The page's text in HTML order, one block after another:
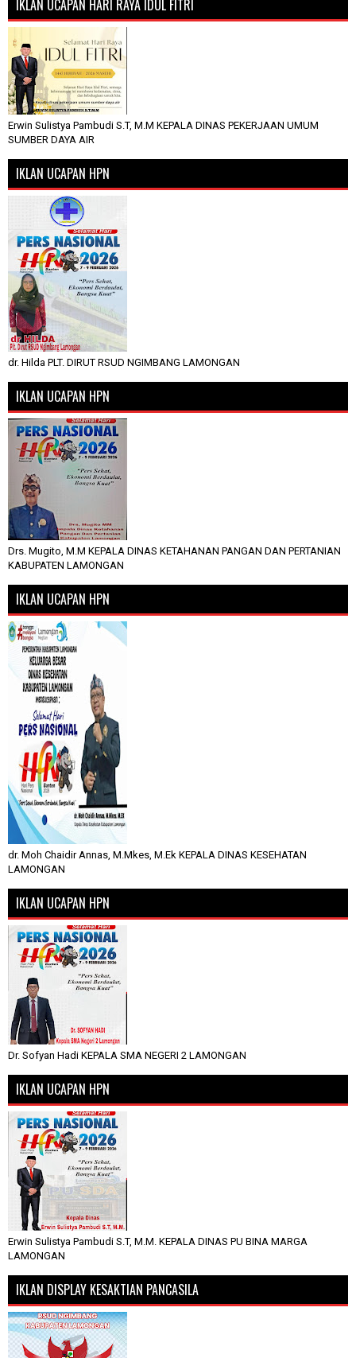
IKLAN UCAPAN HARI RAYA IDUL FITRI
Erwin Sulistya Pambudi S.T, M.M KEPALA DINAS PEKERJAAN UMUM
SUMBER DAYA AIR
IKLAN UCAPAN HPN
dr. Hilda PLT. DIRUT RSUD NGIMBANG LAMONGAN
IKLAN UCAPAN HPN
Drs. Mugito, M.M KEPALA DINAS KETAHANAN PANGAN DAN PERTANIAN
KABUPATEN LAMONGAN
IKLAN UCAPAN HPN
dr. Moh Chaidir Annas, M.Mkes, M.Ek KEPALA DINAS KESEHATAN
LAMONGAN
IKLAN UCAPAN HPN
Dr. Sofyan Hadi KEPALA SMA NEGERI 2 LAMONGAN
IKLAN UCAPAN HPN
Erwin Sulistya Pambudi S.T, M.M. KEPALA DINAS PU BINA MARGA
LAMONGAN
IKLAN DISPLAY KESAKTIAN PANCASILA